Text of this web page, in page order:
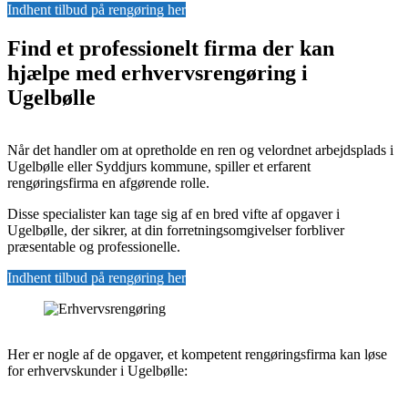
Indhent tilbud på rengøring her
Find et professionelt firma der kan
hjælpe med erhvervsrengøring i
Ugelbølle
Når det handler om at opretholde en ren og velordnet arbejdsplads i
Ugelbølle eller Syddjurs kommune, spiller et erfarent
rengøringsfirma en afgørende rolle.
Disse specialister kan tage sig af en bred vifte af opgaver i
Ugelbølle, der sikrer, at din forretningsomgivelser forbliver
præsentable og professionelle.
Indhent tilbud på rengøring her
Her er nogle af de opgaver, et kompetent rengøringsfirma kan løse
for erhvervskunder i Ugelbølle: